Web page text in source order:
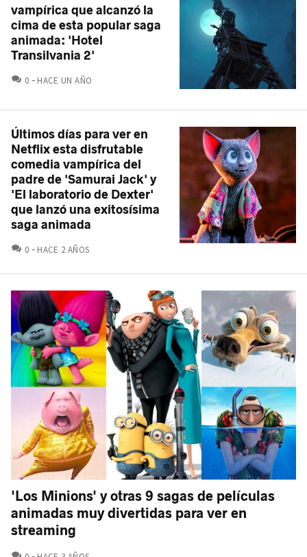
vampírica que alcanzó la
cima de esta popular saga
animada: 'Hotel
Transilvania 2'
0 COMENTARIOS
HACE UN AÑO
Últimos días para ver en
Netflix esta disfrutable
comedia vampírica del
padre de 'Samurai Jack' y
'El laboratorio de Dexter'
que lanzó una exitosísima
saga animada
0 COMENTARIOS
HACE 2 AÑOS
'Los Minions' y otras 9 sagas de películas
animadas muy divertidas para ver en
streaming
COMENTARIOS